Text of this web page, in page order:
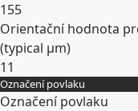
155
Orientační hodnota
(typical µm)
11
Rozbalit
Označení povlaku
Označení povlaku